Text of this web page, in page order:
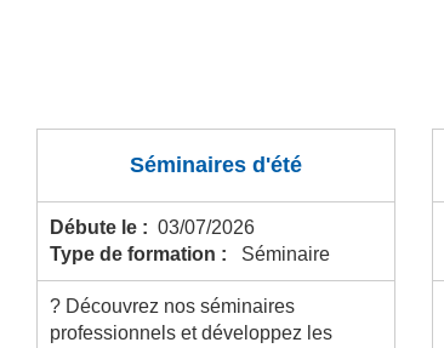
Séminaires d'été
Débute le : 03/07/2026
Type de formation :
Séminaire
? Découvrez nos séminaires
professionnels et développez les